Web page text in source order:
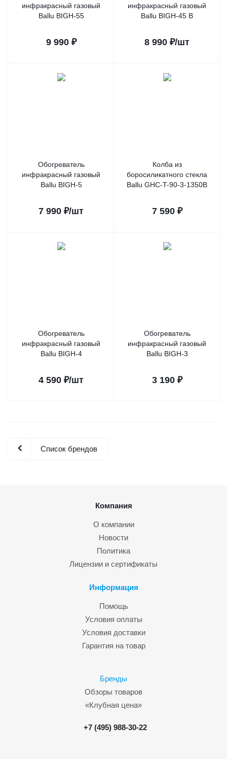
инфракрасный газовый
Ballu BIGH-55
9 990₽
инфракрасный газовый
Ballu BIGH-45 B
8 990 ₽/шт
Обогреватель
инфракрасный газовый
Ballu BIGH-5
7 990 ₽/шт
Колба из
боросиликатного стекла
Ballu GHC-T-90-3-1350B
7 590₽
Обогреватель
инфракрасный газовый
Ballu BIGH-4
4 590 ₽/шт
Обогреватель
инфракрасный газовый
Ballu BIGH-3
3 190₽
Список брендов
Компания
О компании
Новости
Политика
Лицензии и сертификаты
Информация
Помощь
Условия оплаты
Условия доставки
Гарантия на товар
Бренды
Обзоры товаров
«Клубная цена»
+7 (495) 988-30-22